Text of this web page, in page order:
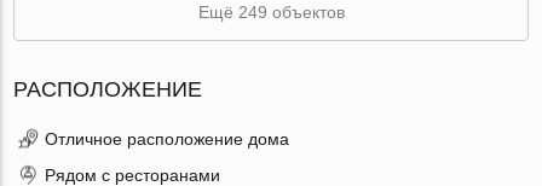
Ещё 249 объектов
РАСПОЛОЖЕНИЕ
Отличное расположение дома
Рядом с ресторанами